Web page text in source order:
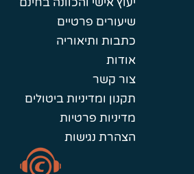
שיעורים פרטיים
כתבות ותיאוריה
אודות
צור קשר
תקנון ומדיניות ביטולים
מדיניות פרטיות
הצהרת נגישות